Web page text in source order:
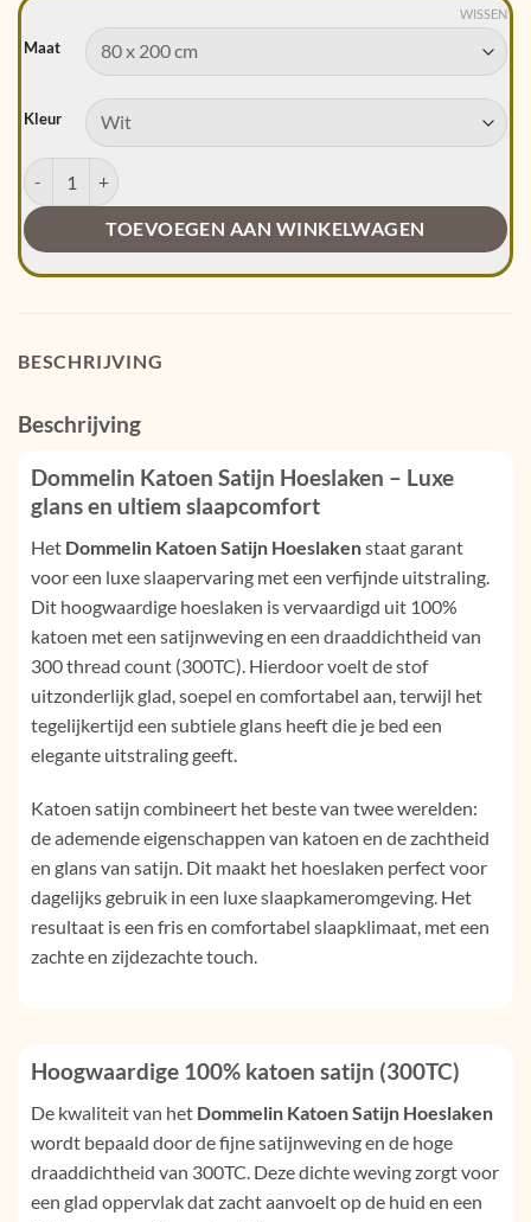
Maat
Kleur
WISSEN
Dommelin Katoen Satijn Hoeslaken aantal
TOEVOEGEN AAN WINKELWAGEN
BESCHRIJVING
Beschrijving
Dommelin Katoen Satijn Hoeslaken – Luxe
glans en ultiem slaapcomfort
Het Dommelin Katoen Satijn Hoeslakenstaat garant
voor een luxe slaapervaring met een verfijnde uitstraling.
Dit hoogwaardige hoeslaken is vervaardigd uit 100%
katoen met een satijnweving en een draaddichtheid van
300 thread count (300TC). Hierdoor voelt de stof
uitzonderlijk glad, soepel en comfortabel aan, terwijl het
tegelijkertijd een subtiele glans heeft die je bed een
elegante uitstraling geeft.
Katoen satijn combineert het beste van twee werelden:
de ademende eigenschappen van katoen en de zachtheid
en glans van satijn. Dit maakt het hoeslaken perfect voor
dagelijks gebruik in een luxe slaapkameromgeving. Het
resultaat is een fris en comfortabel slaapklimaat, met een
zachte en zijdezachte touch.
Hoogwaardige 100% katoen satijn (300TC)
De kwaliteit van het Dommelin Katoen Satijn Hoeslaken
wordt bepaald door de fijne satijnweving en de hoge
draaddichtheid van 300TC. Deze dichte weving zorgt voor
een glad oppervlak dat zacht aanvoelt op de huid en een